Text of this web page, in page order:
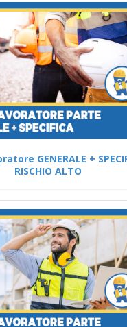
GENERALE +
RISCHIO ALTO